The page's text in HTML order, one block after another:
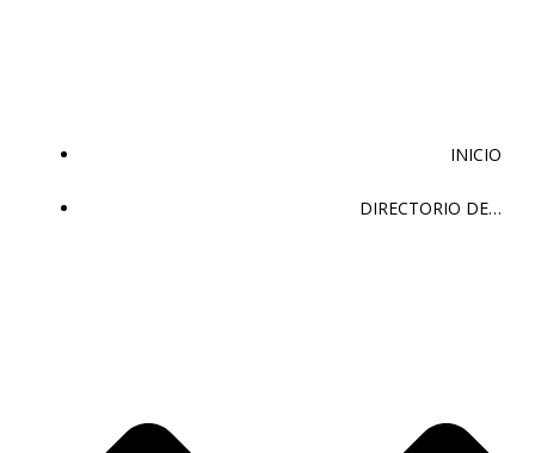
INICIO
DIRECTORIO DE…